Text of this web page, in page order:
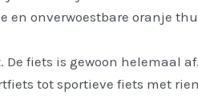
en onverwoestbare oranje
fiets is gewoon helemaal
tot sportieve fiets met